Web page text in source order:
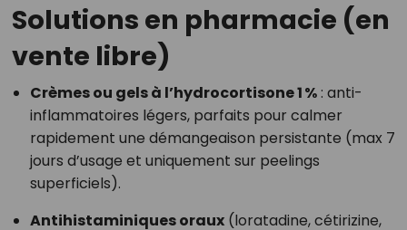
Solutions en pharmacie (en
vente libre)
Crèmes ou gels à l’hydrocortisone 1 %: anti-
inflammatoires légers, parfaits pour calmer
rapidement une démangeaison persistante (max 7
jours d’usage et uniquement sur peelings
superficiels).
Antihistaminiques oraux(loratadine, cétirizine,